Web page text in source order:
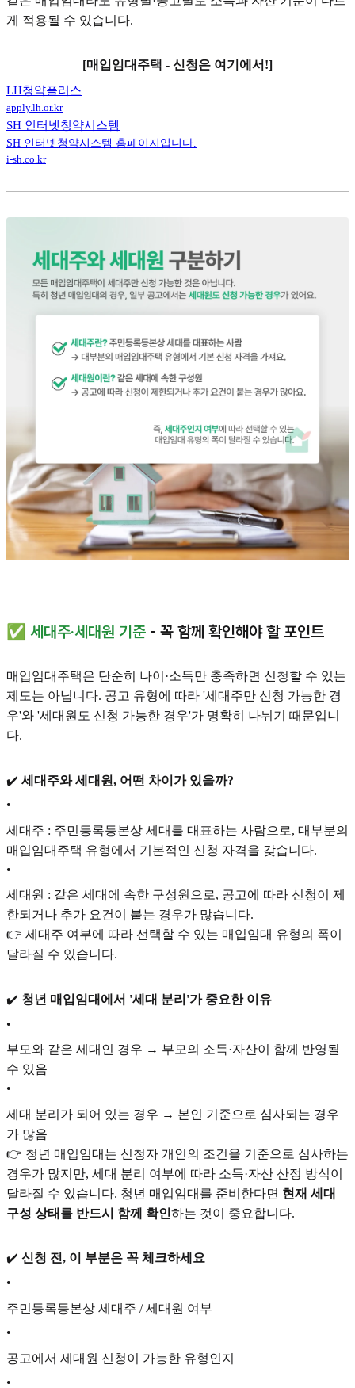
게 적용될 수 있습니다.
[매입임대주택 - 신청은 여기에서!]
LH청약플러스
apply.lh.or.kr
SH 인터넷청약시스템
SH 인터넷청약시스템 홈페이지입니다.
i-sh.co.kr
✅ 세대주·세대원 기준 - 꼭 함께 확인해야 할 포인트
매입임대주택은 단순히 나이·소득만 충족하면 신청할 수 있는
제도는 아닙니다. 공고 유형에 따라 '세대주만 신청 가능한 경
우'와 '세대원도 신청 가능한 경우'가 명확히 나뉘기 때문입니
다.
✔️ 세대주와 세대원, 어떤 차이가 있을까?
•
세대주 : 주민등록등본상 세대를 대표하는 사람으로, 대부분의
매입임대주택 유형에서 기본적인 신청 자격을 갖습니다.
•
세대원 : 같은 세대에 속한 구성원으로, 공고에 따라 신청이 제
한되거나 추가 요건이 붙는 경우가 많습니다.
👉 세대주 여부에 따라 선택할 수 있는 매입임대 유형의 폭이
달라질 수 있습니다.
✔️ 청년 매입임대에서 '세대 분리'가 중요한 이유
•
부모와 같은 세대인 경우 → 부모의 소득·자산이 함께 반영될
수 있음
•
세대 분리가 되어 있는 경우 → 본인 기준으로 심사되는 경우
가 많음
👉 청년 매입임대는 신청자 개인의 조건을 기준으로 심사하는
경우가 많지만, 세대 분리 여부에 따라 소득·자산 산정 방식이
달라질 수 있습니다. 청년 매입임대를 준비한다면 현재 세대
구성 상태를 반드시 함께 확인하는 것이 중요합니다.
✔️ 신청 전, 이 부분은 꼭 체크하세요
•
주민등록등본상 세대주 / 세대원 여부
•
공고에서 세대원 신청이 가능한 유형인지
•